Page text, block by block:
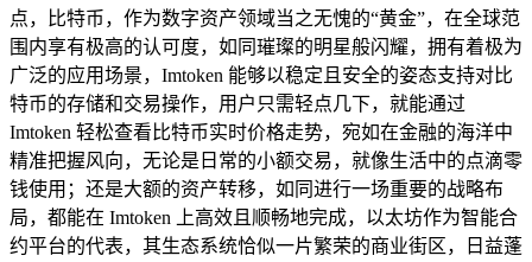
点，比特币，作为数字资产领域当之无愧的“黄金”，在全球范
围内享有极高的认可度，如同璀璨的明星般闪耀，拥有着极为
广泛的应用场景，Imtoken 能够以稳定且安全的姿态支持对比
特币的存储和交易操作，用户只需轻点几下，就能通过
Imtoken 轻松查看比特币实时价格走势，宛如在金融的海洋中
精准把握风向，无论是日常的小额交易，就像生活中的点滴零
钱使用；还是大额的资产转移，如同进行一场重要的战略布
局，都能在 Imtoken 上高效且顺畅地完成，以太坊作为智能合
约平台的代表，其生态系统恰似一片繁荣的商业街区，日益蓬